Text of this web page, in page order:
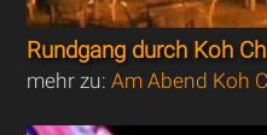
Rundgang durch Koh
mehr zu:Am Abend Koh